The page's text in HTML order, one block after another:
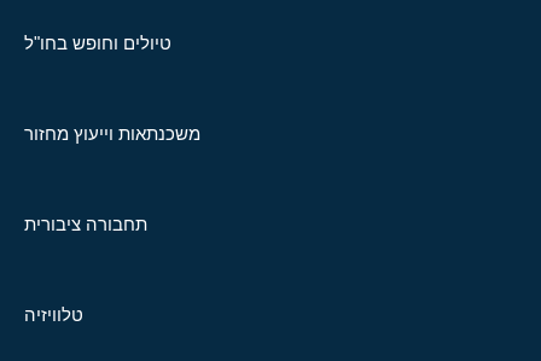
טיולים וחופש בחו"ל
משכנתאות וייעוץ מחזור
תחבורה ציבורית
טלוויזיה